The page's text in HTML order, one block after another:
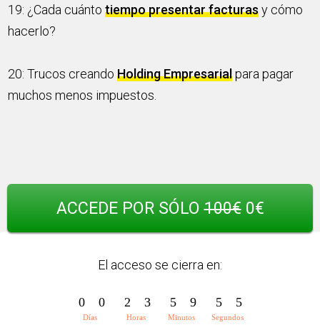
19: ¿Cada cuánto tiempo presentar facturasy cómo
hacerlo?
20: Trucos creando Holding Empresarialpara pagar
muchos menos impuestos.
ACCEDE POR SÓLO100€0€
El acceso se cierra en:
0
0
0Días
2
2
3
3
Horas
5
5
9
9
Minutos
5
5
5
6
Segundos